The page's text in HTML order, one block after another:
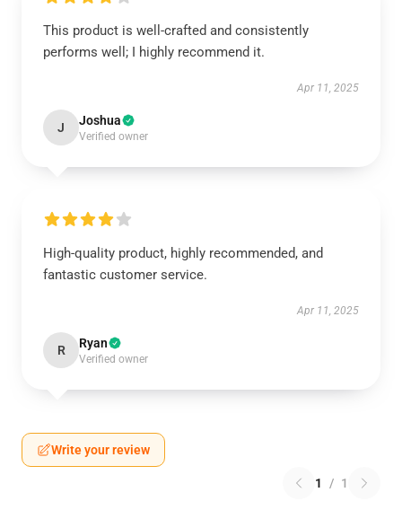
This product is well-crafted and consistently
performs well; I highly recommend it.
Apr 11, 2025
J Joshua
Verified owner
High-quality product, highly recommended, and
fantastic customer service.
Apr 11, 2025
R Ryan
Verified owner
Write your review
1 / 1